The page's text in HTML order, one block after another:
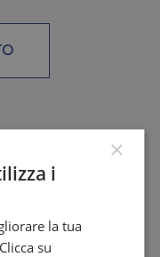
×
i
la tua
su